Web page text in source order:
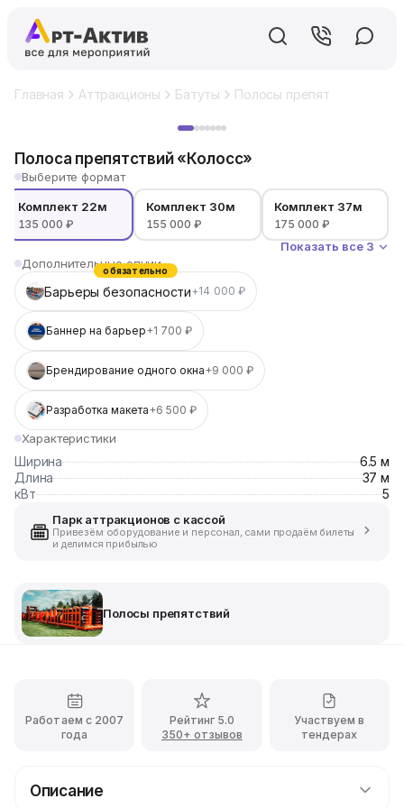
Главная Аттракционы Батуты Полосы препятствий
Полоса препятствий «Колосс»
Выберите формат
Комплект 22м
135 000 ₽
Комплект 30м
155 000 ₽
Комплект 37м
175 000 ₽
Показать все 3
Дополнительные опции
Барьеры безопасности+14 000 ₽
обязательно
Баннер на барьер+1 700 ₽
Брендирование одного окна+9 000 ₽
Разработка макета+6 500 ₽
Характеристики
Ширина
6.5 м
Длина
37 м
кВт
5
Парк аттракционов с кассой
Привезём оборудование и персонал, сами продаём билеты
и делимся прибылью
Полосы препятствий
Работаем с 2007
года
Рейтинг 5.0
350+ отзывов
Участвуем в
тендерах
Описание